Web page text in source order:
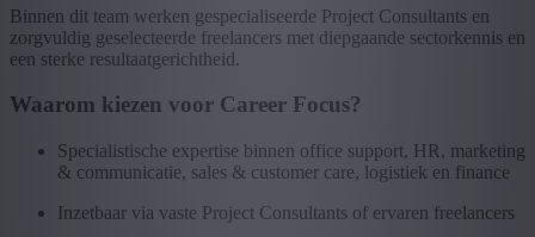
Binnen dit team werken gespecialiseerde Project Consultants en
zorgvuldig geselecteerde freelancers met diepgaande sectorkennis en
een sterke resultaatgerichtheid.
Waarom kiezen voor Career Focus?
Specialistische expertise binnen office support, HR, marketing
& communicatie, sales & customer care, logistiek en finance
Inzetbaar via vaste Project Consultants of ervaren freelancers